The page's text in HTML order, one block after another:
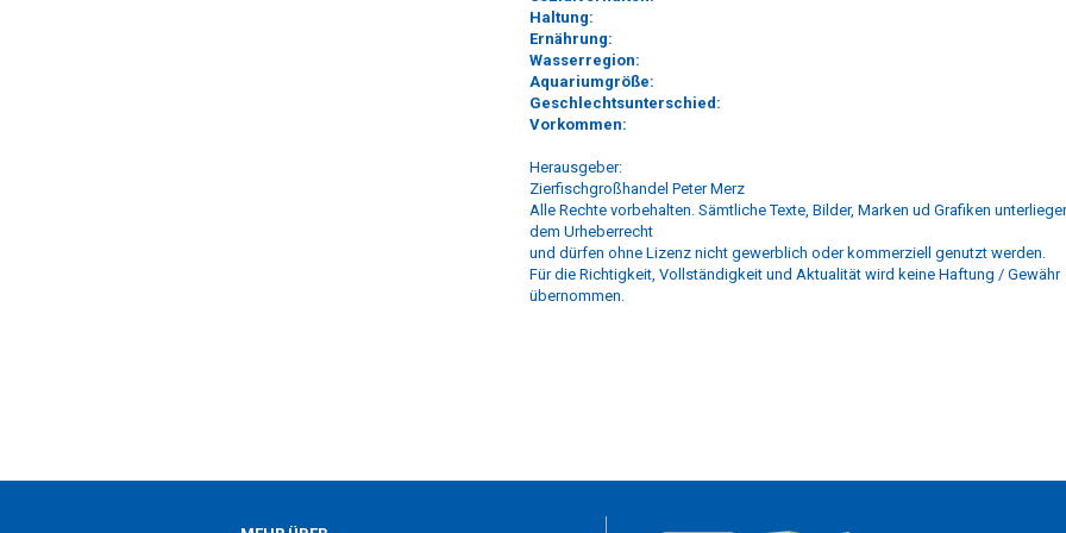
Haltung:
Ernährung:
Wasserregion:
Aquariumgröße:
Geschlechtsunterschied:
Vorkommen:
Herausgeber:
Zierfischgroßhandel Peter Merz
Alle Rechte vorbehalten. Sämtliche Texte, Bilder, Marken ud Grafiken
dem Urheberrecht
und dürfen ohne Lizenz nicht gewerblich oder kommerziell genutzt werden.
Für die Richtigkeit, Vollständigkeit und Aktualität wird keine Haftung / Gewähr
übernommen.